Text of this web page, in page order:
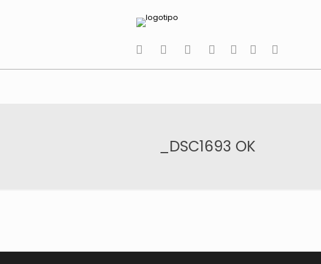
tiktokfacebook
instagram
TwitterYoutube
Telegramwhatsapp
_DSC1693 OK